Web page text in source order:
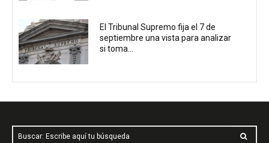
El Tribunal Supremo fija el 7 de
septiembre una vista para analizar
si toma...
Buscar: Escribe aquí tu búsqueda